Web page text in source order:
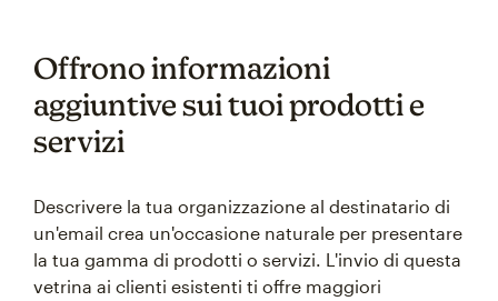
Offrono informazioni
aggiuntive sui tuoi prodotti e
servizi
Descrivere la tua organizzazione al destinatario di
un'email crea un'occasione naturale per presentare
la tua gamma di prodotti o servizi. L'invio di questa
vetrina ai clienti esistenti ti offre maggiori